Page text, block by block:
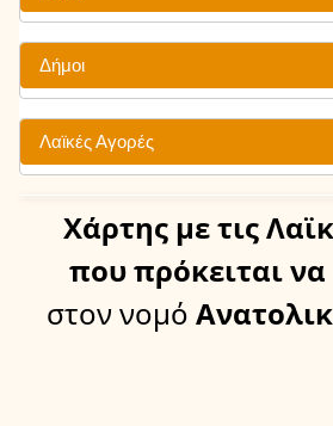
Δήμοι
Λαϊκές Αγορές
Χάρτης με τις
που πρόκειται
στον νομό